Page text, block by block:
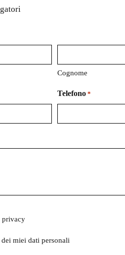
Cognome
Telefono *
privacy
miei dati personali